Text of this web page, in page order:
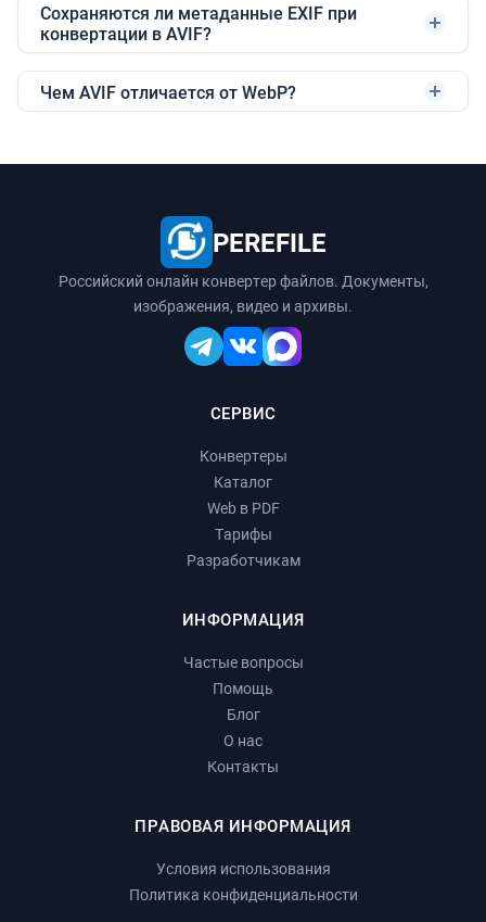
Сохраняются ли метаданные EXIF при
конвертации в AVIF?
Чем AVIF отличается от WebP?
PEREFILE
Российский онлайн конвертер файлов. Документы,
изображения, видео и архивы.
СЕРВИС
Конвертеры
Каталог
Web в PDF
Тарифы
Разработчикам
ИНФОРМАЦИЯ
Частые вопросы
Помощь
Блог
О нас
Контакты
ПРАВОВАЯ ИНФОРМАЦИЯ
Условия использования
Политика конфиденциальности